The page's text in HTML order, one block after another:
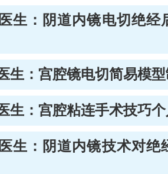
生：阴道内镜电切绝经
生：宫腔镜电切简易模
生：宫腔粘连手术技巧
生：阴道内镜技术对绝